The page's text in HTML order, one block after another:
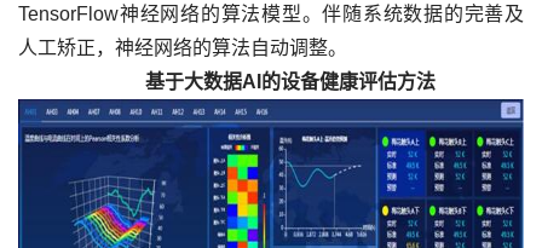
TensorFlow神经网络的算法模型。伴随系统数据的完善及
人工矫正，神经网络的算法自动调整。
基于大数据AI的设备健康评估方法